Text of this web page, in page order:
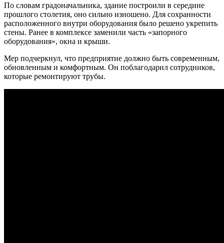
По словам градоначальника, здание построили в середине
прошлого столетия, оно сильно изношено. Для сохранности
расположенного внутри оборудования было решено укрепить
стены. Ранее в комплексе заменили часть «запорного
оборудования», окна и крыши.
Мер подчеркнул, что предприятие должно быть современным,
обновленным и комфортным. Он поблагодарил сотрудников,
которые ремонтируют трубы.